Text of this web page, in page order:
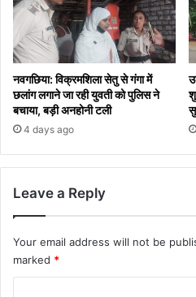
नवगछिया: विक्रमशिला सेतु से गंगा में
छलांग लगाने जा रही युवती को पुलिस ने
बचाया, बड़ी अनहोनी टली
4 days ago
Leave a Reply
Your email address will not be
marked *